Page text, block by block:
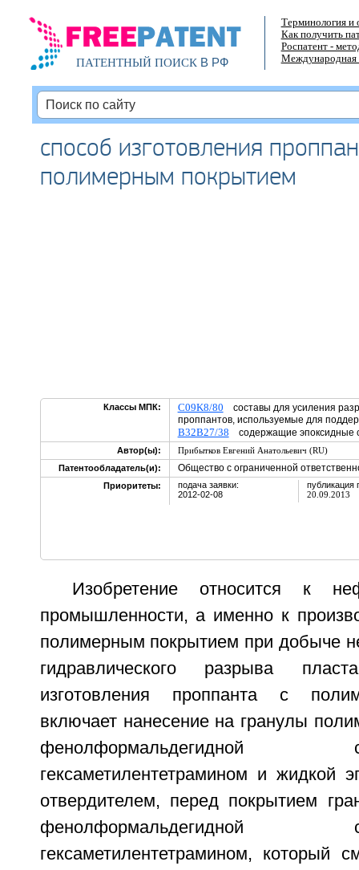
ПАТЕНТНЫЙ ПОИСКВ РФ
Терминология и
Как получить
Роспатент -
Международная
способ изготовления
полимерным покрытием
Классы МПК: C09K8/80 составы для усиления
проппантов, используемые для
B32B27/38 содержащие
Автор(ы):
Прибытков Евгений Анатольевич (RU)
Патентообладатель(и):
Общество с ограниченной
Приоритеты:
подача заявки:
2012-02-08
публикация
20.09.2013
Изобретение относится к
промышленности, а именно к
полимерным покрытием при добыче
гидравлического разрыва
изготовления проппанта с
включает нанесение на гранулы
гексаметилентетрамином и жидкой
отвердителем, перед покрытием
гексаметилентетрамином, который